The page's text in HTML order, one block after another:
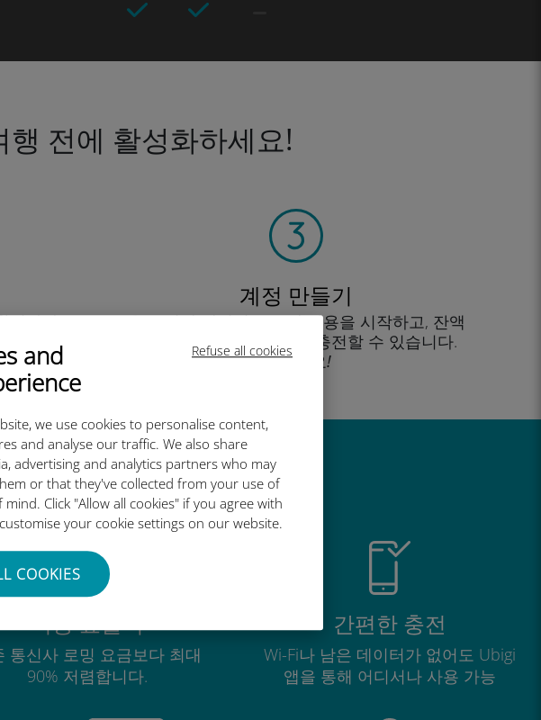
Refuse all cookies
and
we use cookies to personalise content,
and analyse our traffic. We also share
advertising and analytics partners who may
or that they've collected from your use of
Click "Allow all cookies" if you agree with
your cookie settings on our website.
COOKIES
전에 활성화하세요!
성화하고
간단합니다!
계정 만들기
을 클릭해 데이터 요금제 사용을 시작하고, 잔액
을 확인하고 이동 중에도 충전할 수 있습니다.
즐기세요!
수한 이유
비용 효율적
통신사 로밍 요금보다 최대
90% 저렴합니다.
간편한 충전
Wi-Fi나 남은 데이터가 없어도 Ubigi
앱을 통해 어디서나 사용 가능